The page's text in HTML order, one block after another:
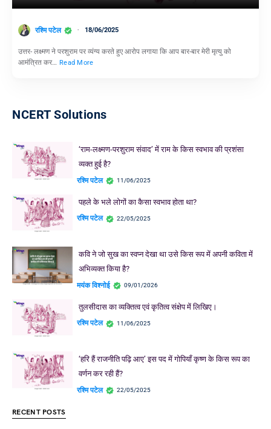
रश्मि पटेल 18/06/2025
उत्तर- लक्ष्मण ने परशुराम पर व्यंग्य करते हुए आरोप लगाया कि आप बार-बार मेरी मृत्यु को
आमंत्रित कर… Read More
NCERT Solutions
‘राम-लक्ष्मण-परशुराम संवाद’ में राम के किस स्वभाव की प्रशंसा
व्यक्त हुई है?
रश्मि पटेल 11/06/2025
पहले के भले लोगों का कैसा स्वभाव होता था?
रश्मि पटेल 22/05/2025
कवि ने जो सुख का स्वप्न देखा था उसे किस रूप में अपनी कविता में
अभिव्यक्त किया है?
मयंक विश्नोई 09/01/2026
तुलसीदास का व्यक्तित्व एवं कृतित्व संक्षेप में लिखिए।
रश्मि पटेल 11/06/2025
‘हरि हैं राजनीति पढ़ि आए’ इस पद में गोपियाँ कृष्ण के किस रूप का
वर्णन कर रही हैं?
रश्मि पटेल 22/05/2025
RECENT POSTS